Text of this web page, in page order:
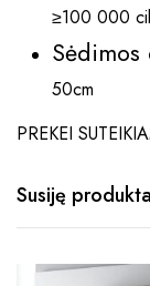
≥100 000
Sėdimos
50cm
PREKEI
Susiję